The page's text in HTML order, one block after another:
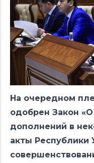
На очередном
одобрен Закон
дополнений в
акты Республики